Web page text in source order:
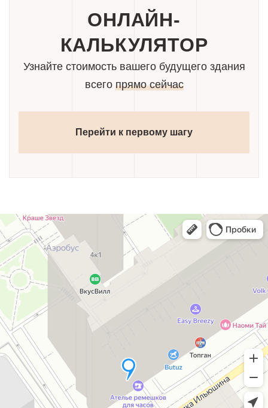
ОНЛАЙН-
КАЛЬКУЛЯТОР
Узнайте стоимость вашего будущего здания
всего прямо сейчас
Перейти к первому шагу
© 2009-2026 Проектно-строительная компания «ТИМАП»